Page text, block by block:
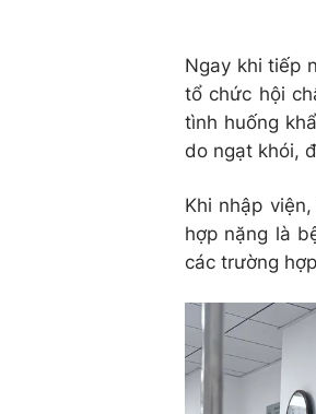
Ngay khi tiếp
tổ chức hội
tình huống
do ngạt khói,
Khi nhập
hợp nặng là
các trường